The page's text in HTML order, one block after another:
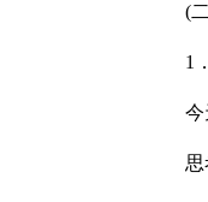
(
1
今
思